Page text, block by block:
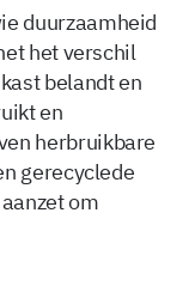
duurzaamheid
het verschil
belandt en
en
herbruikbare
gerecyclede
om